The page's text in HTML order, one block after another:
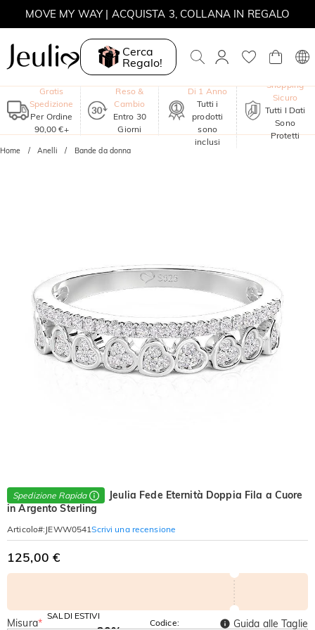
MOVE MY WAY | ACQUISTA 3, COLLANA IN REGALO
Cerca
Regalo!
Gratis
Spedizione
Per Ordine
90,00 €+
Reso &
Cambio
Entro 30
Giorni
Di 1 Anno
Tutti i
prodotti
sono
inclusi
Shopping
Sicuro
Tutti I Dati
Sono
Protetti
Home Anelli Bande da donna
Spedizione Rapida
Jeulia Fede Eternità Doppia Fila a Cuore
in Argento Sterling
Articolo#: JEWW0541Scrivi una recensione
125,00 €
SALDI ESTIVI
Codice:
Misura*
Guida alle Taglie